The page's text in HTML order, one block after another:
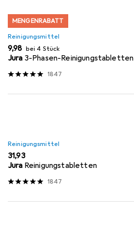
MENGENRABATT
Reinigungsmittel
EUR
9,98 bei 4 Stück
Jura 3-Phasen-Reinigungstabletten
1847
Reinigungsmittel
EUR
31,93
Jura Reinigungstabletten
1847